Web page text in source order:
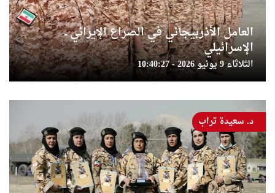
العامل الأذربيجاني في الصراع الإيراني ــ
الإسرائيلي
الثلاثاء 9 يونيو 2026 - 10:40:27
د. سعيدة تراب